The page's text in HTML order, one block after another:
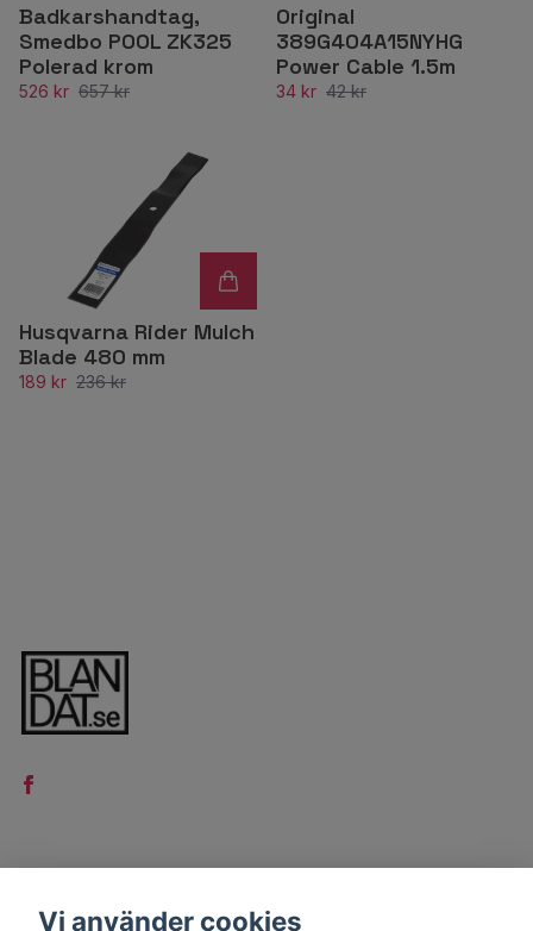
Badkarshandtag,
Smedbo POOL ZK325
Polerad krom
526 kr 657 kr
Original
389G404A15NYHG
Power Cable 1.5m
34 kr 42 kr
Husqvarna Rider Mulch
Blade 480 mm
189 kr 236 kr
Vi använder cookies